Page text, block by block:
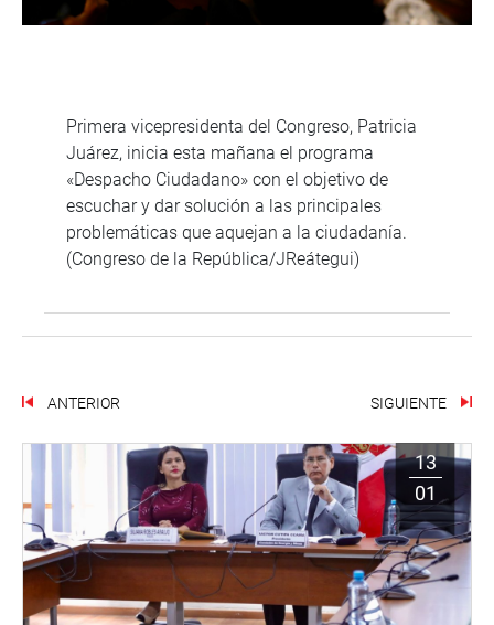
Primera vicepresidenta del Congreso, Patricia
Juárez, inicia esta mañana el programa
«Despacho Ciudadano» con el objetivo de
escuchar y dar solución a las principales
problemáticas que aquejan a la ciudadanía.
(Congreso de la República/JReátegui)
ANTERIOR SIGUIENTE
13
01